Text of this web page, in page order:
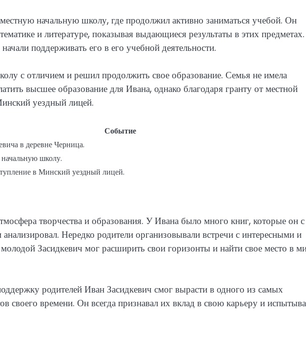
начальную школу, где продолжил активно заниматься учебой. Он
и литературе, показывая выдающиеся результаты в этих предметах.
поддерживать его в его учебной деятельности.
с отличием и решил продолжить свое образование. Семья не имела
высшее образование для Ивана, однако благодаря гранту от местной
уездный лицей.
Событие
в деревне Черница.
школу.
в Минский уездный лицей.
творчества и образования. У Ивана было много книг, которые он с
Нередко родители организовывали встречи с интересными и
Засидкевич мог расширить свои горизонты и найти свое место в
родителей Иван Засидкевич смог вырасти в одного из самых
своего времени. Он всегда признавал их вклад в свою карьеру и